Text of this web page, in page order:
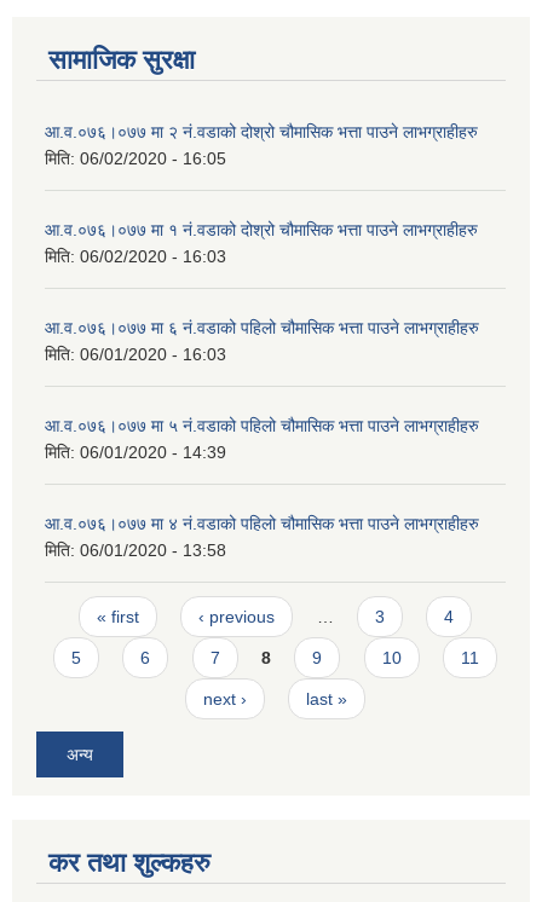
सामाजिक सुरक्षा
आ‍.व.०७६।०७७ मा २ नं.वडाको दोश्रो चौमासिक भत्ता पाउने लाभग्राहीहरु
मिति: 06/02/2020 - 16:05
आ‍.व.०७६।०७७ मा १ नं.वडाको दोश्रो चौमासिक भत्ता पाउने लाभग्राहीहरु
मिति: 06/02/2020 - 16:03
आ‍.व.०७६।०७७ मा ६ नं.वडाको पहिलो चौमासिक भत्ता पाउने लाभग्राहीहरु
मिति: 06/01/2020 - 16:03
आ‍.व.०७६।०७७ मा ५ नं.वडाको पहिलो चौमासिक भत्ता पाउने लाभग्राहीहरु
मिति: 06/01/2020 - 14:39
आ‍.व.०७६।०७७ मा ४ नं.वडाको पहिलो चौमासिक भत्ता पाउने लाभग्राहीहरु
मिति: 06/01/2020 - 13:58
Pages
« first ‹ previous 3 4
5 6 7 8 9 10 11
next › last »
अन्य
कर तथा शुल्कहरु